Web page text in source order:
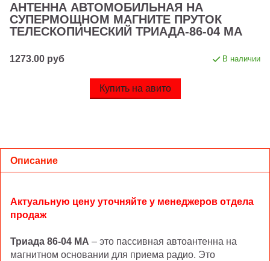
АНТЕННА АВТОМОБИЛЬНАЯ НА
СУПЕРМОЩНОМ МАГНИТЕ ПРУТОК
ТЕЛЕСКОПИЧЕСКИЙ ТРИАДА-86-04 МА
1273.00 руб В наличии
Купить на авито
Описание
Актуальную цену уточняйте у менеджеров отдела
продаж
Триада 86-04 МА – это пассивная автоантенна на
магнитном основании для приема радио. Это